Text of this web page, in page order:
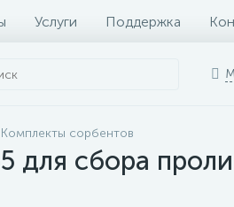
Услуги Поддержка
Комплекты сорбентов
для сбора